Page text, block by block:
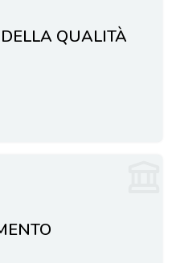
DELLA QUALITÀ